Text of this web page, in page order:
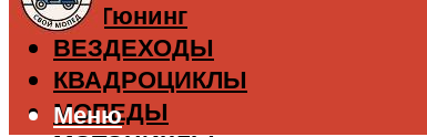
Тюнинг
ВЕЗДЕХОДЫ
КВАДРОЦИКЛЫ
МОПЕДЫ
Меню